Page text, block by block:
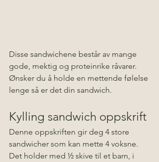
Disse sandwichene består av mange
gode, mektig og proteinrike råvarer.
Ønsker du å holde en mettende følelse
lenge så er det din sandwich.
Kylling sandwich oppskrift
Denne oppskriften gir deg 4 store
sandwicher som kan mette 4 voksne.
Det holder med ½ skive til et barn, i